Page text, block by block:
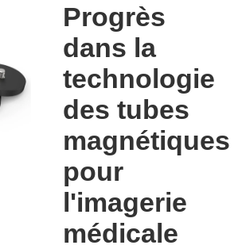
Progrès
dans la
technologie
des tubes
magnétiques
pour
l'imagerie
médicale